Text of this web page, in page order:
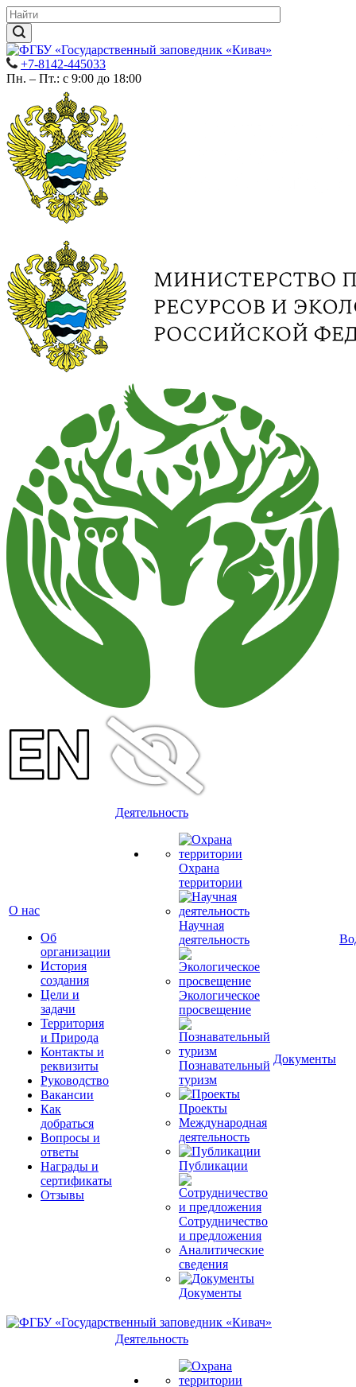
+7-8142-445033
Пн. – Пт.: с 9:00 до 18:00
О нас
Об
организации
История
создания
Цели и
задачи
Территория
и Природа
Контакты и
реквизиты
Руководство
Вакансии
Как
добраться
Вопросы и
ответы
Награды и
сертификаты
Отзывы
Деятельность
Охрана
территории
Научная
деятельность
Экологическое
просвещение
Познавательный
туризм
Проекты
Международная
деятельность
Публикации
Сотрудничество
и предложения
Аналитические
сведения
Документы
Документы
Деятельность